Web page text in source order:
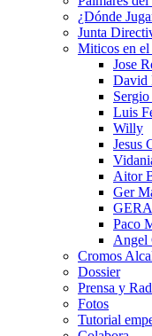
¿Dónde
Junta
Miticos en el
Jose
David
Luis
Willy
Jesus
Aitor
Ger
Paco
Angel
Cromos
Dossier
Prensa y
Fotos
Tutorial